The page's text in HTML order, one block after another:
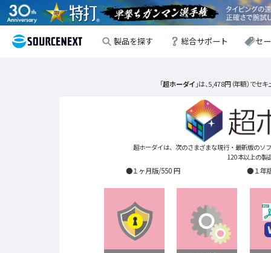
製品を探す 総合サポート セ
「超ホーダイ 」は、5,478円（年額）で
超ホーダイは、次のさまざまな現行・最新版のソ
120本以上の製
●１ヶ月版/550 円 ●１年